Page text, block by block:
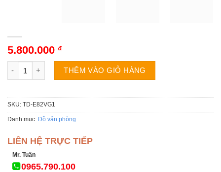
5.800.000 ₫
Máy sấy Casper TD-E82VG1 | 8.2kg thông hơi số lượng
THÊM VÀO GIỎ HÀNG
SKU: TD-E82VG1
Danh mục: Đồ văn phòng
LIÊN HỆ TRỰC TIẾP
Mr. Tuấn
0965.790.100